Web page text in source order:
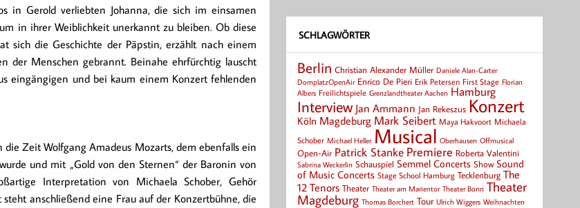
in Gerold verliebten Johanna, die sich im einsamen
in ihrer Weiblichkeit unerkannt zu bleiben. Ob diese
sich die Geschichte der Päpstin, erzählt nach einem
der Menschen gebrannt. Beinahe ehrfürchtig lauscht
eingängigen und bei kaum einem Konzert fehlenden
die Zeit Wolfgang Amadeus Mozarts, dem ebenfalls ein
und mit „Gold von den Sternen“ der Baronin von
Interpretation von Michaela Schober, Gehör
anschließend eine Frau auf der Konzertbühne, die
SCHLAGWÖRTER
Berlin Christian Alexander Müller Daniele Alan-Carter
DomplatzOpenAir Enrico De Pieri Erik Petersen First Stage Florian
Albers Freilichtspiele Grenzlandtheater Aachen Hamburg
Interview Jan Ammann Jan Rekeszus Konzert
Köln Magdeburg Mark Seibert Maya Hakvoort Michaela
Schober Michael Heller Musical Oberhausen Offmusical
Open-Air Patrick Stanke Premiere Roberta Valentini
Sabrina Weckerlin Schauspiel Semmel Concerts Show Sound
of Music Concerts Stage School Hamburg Tecklenburg The
12 Tenors Theater Theater am Marientor Theater Bonn Theater
Magdeburg Thomas Borchert Tour Ulrich Wiggers Weihnachten